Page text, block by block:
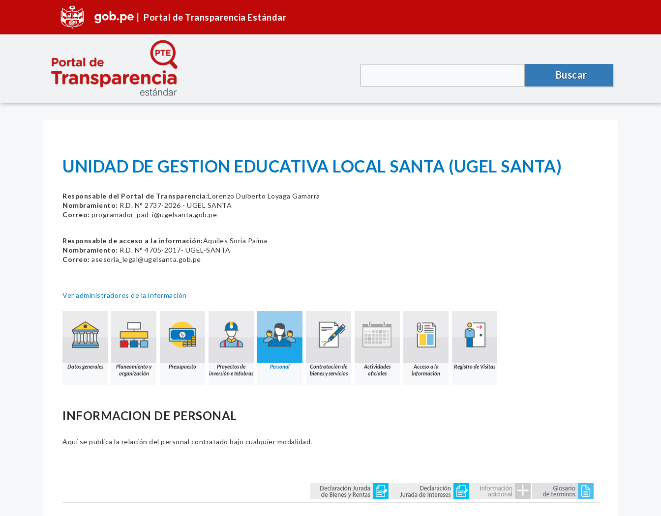
Portal de Transparencia Estándar
Buscar
UNIDAD DE GESTION EDUCATIVA LOCAL SANTA (UGEL SANTA)
Responsable del Portal de Transparencia:Lorenzo Dulberto Loyaga Gamarra
Nombramiento: R.D. N° 2737-2026 - UGEL SANTA
Correo: programador_pad_i@ugelsanta.gob.pe
Responsable de acceso a la información:Aquiles Soria Paima
Nombramiento: R.D. N° 4705-2017- UGEL-SANTA
Correo: asesoria_legal@ugelsanta.gob.pe
Ver administradores de la información
Datos generales
Planeamiento y
organización
Presupuesto
Proyectos de
inversión e Infobras
Personal
Contratación de
bienes y servicios
Actividades
oficiales
Acceso a la
información
Registro de Visitas
INFORMACION DE PERSONAL
Aquí se publica la relación del personal contratado bajo cualquier modalidad.